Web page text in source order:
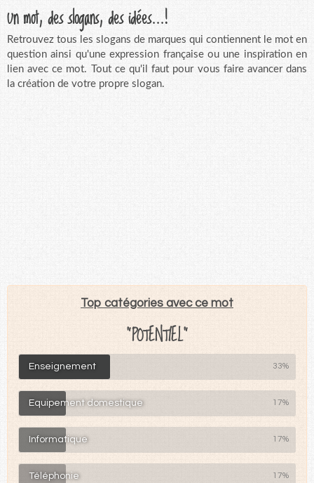
Un mot, des slogans, des idées...!
Retrouvez tous les slogans de marques qui contiennent le mot en
question ainsi qu'une expression française ou une inspiration en
lien avec ce mot. Tout ce qu'il faut pour vous faire avancer dans
la création de votre propre slogan.
Top catégories avec ce mot
"POTENTIEL"
Enseignement 33%
Equipement domestique 17%
Informatique 17%
Téléphonie 17%